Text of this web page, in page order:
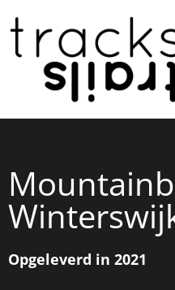
Opgeleverd in 2021